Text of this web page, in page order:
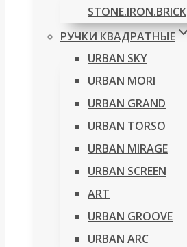
STONE.IRON.BRICK
РУЧКИ КВАДРАТНЫЕ
URBAN SKY
URBAN MORI
URBAN GRAND
URBAN TORSO
URBAN MIRAGE
URBAN SCREEN
ART
URBAN GROOVE
URBAN ARC